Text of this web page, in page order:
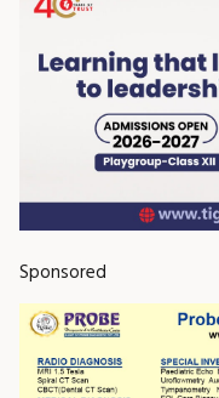
Sponsored